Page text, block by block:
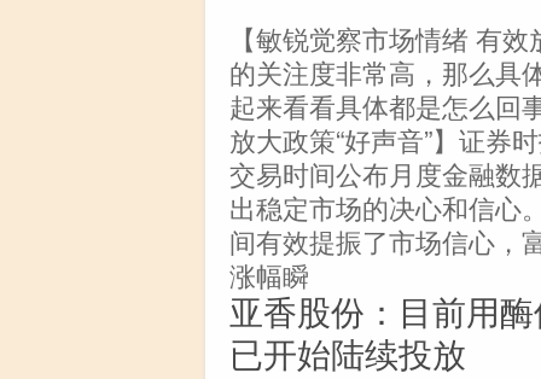
【敏锐觉察市场情绪 有
的关注度非常高，那么具
起来看看具体都是怎么回
放大政策“好声音”】证券
交易时间公布月度金融数
出稳定市场的决心和信心
间有效提振了市场信心，
涨幅瞬
亚香股份：目前用
已开始陆续投放